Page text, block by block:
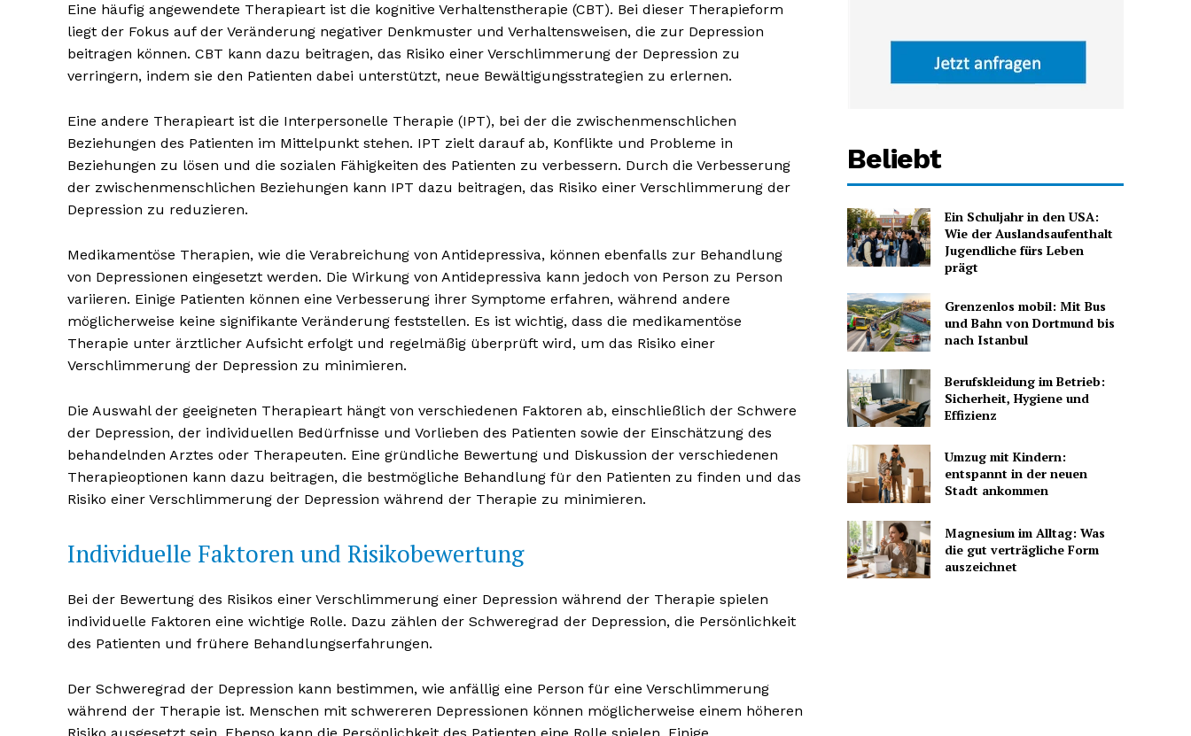
Erhalte unseren
NEWSLETTER ABONNIEREN
Inhalte
Eine häufig angewendete Therapieart ist die kognitive Verhaltenstherapie (CBT). Bei dieser Therapieform
liegt der Fokus auf der Veränderung negativer Denkmuster und Verhaltensweisen, die zur Depression
beitragen können. CBT kann dazu beitragen, das Risiko einer Verschlimmerung der Depression zu
verringern, indem sie den Patienten dabei unterstützt, neue Bewältigungsstrategien zu erlernen.
Eine andere Therapieart ist die Interpersonelle Therapie (IPT), bei der die zwischenmenschlichen
Beziehungen des Patienten im Mittelpunkt stehen. IPT zielt darauf ab, Konflikte und Probleme in
Beziehungen zu lösen und die sozialen Fähigkeiten des Patienten zu verbessern. Durch die Verbesserung
der zwischenmenschlichen Beziehungen kann IPT dazu beitragen, das Risiko einer Verschlimmerung der
Depression zu reduzieren.
Medikamentöse Therapien, wie die Verabreichung von Antidepressiva, können ebenfalls zur Behandlung
von Depressionen eingesetzt werden. Die Wirkung von Antidepressiva kann jedoch von Person zu Person
variieren. Einige Patienten können eine Verbesserung ihrer Symptome erfahren, während andere
möglicherweise keine signifikante Veränderung feststellen. Es ist wichtig, dass die medikamentöse
Therapie unter ärztlicher Aufsicht erfolgt und regelmäßig überprüft wird, um das Risiko einer
Verschlimmerung der Depression zu minimieren.
Die Auswahl der geeigneten Therapieart hängt von verschiedenen Faktoren ab, einschließlich der Schwere
der Depression, der individuellen Bedürfnisse und Vorlieben des Patienten sowie der Einschätzung des
behandelnden Arztes oder Therapeuten. Eine gründliche Bewertung und Diskussion der verschiedenen
Therapieoptionen kann dazu beitragen, die bestmögliche Behandlung für den Patienten zu finden und das
Risiko einer Verschlimmerung der Depression während der Therapie zu minimieren.
Individuelle Faktoren und Risikobewertung
Bei der Bewertung des Risikos einer Verschlimmerung einer Depression während der Therapie spielen
individuelle Faktoren eine wichtige Rolle. Dazu zählen der Schweregrad der Depression, die Persönlichkeit
des Patienten und frühere Behandlungserfahrungen.
Der Schweregrad der Depression kann bestimmen, wie anfällig eine Person für eine Verschlimmerung
während der Therapie ist. Menschen mit schwereren Depressionen können möglicherweise einem höheren
Beliebt
Ein Schuljahr in den USA:
Wie der Auslandsaufenthalt
Jugendliche fürs Leben
prägt
Grenzenlos mobil: Mit Bus
und Bahn von Dortmund bis
nach Istanbul
Berufskleidung im Betrieb:
Sicherheit, Hygiene und
Effizienz
Umzug mit Kindern:
entspannt in der neuen
Stadt ankommen
Magnesium im Alltag: Was
die gut verträgliche Form
auszeichnet